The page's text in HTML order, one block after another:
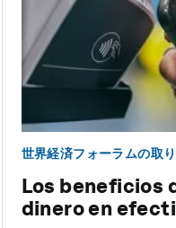
世界経済フォーラムの取
Los beneficios
dinero en